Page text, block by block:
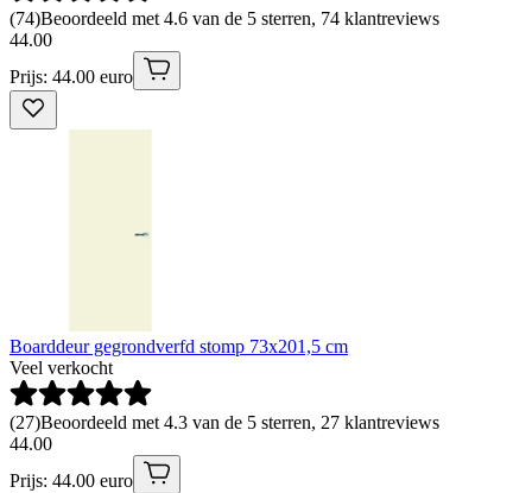
(74)Beoordeeld met 4.6 van de 5 sterren, 74 klantreviews
44.00
Prijs: 44.00 euro
Boarddeur gegrondverfd stomp 73x201,5 cm
Veel verkocht
(27)Beoordeeld met 4.3 van de 5 sterren, 27 klantreviews
44.00
Prijs: 44.00 euro